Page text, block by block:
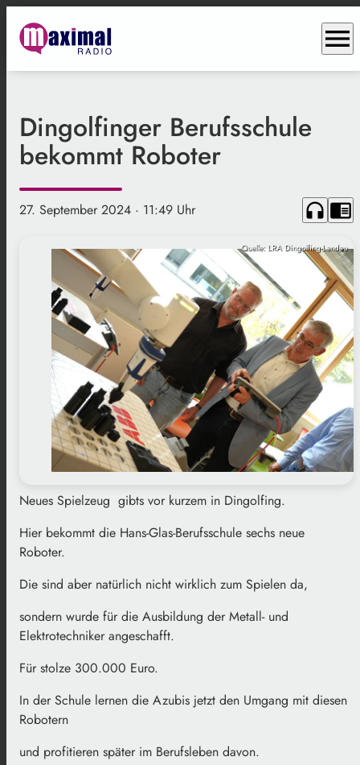
menu
Dingolfinger Berufsschule
bekommt Roboter
27. September 2024 · 11:49 Uhr headphones chrome_reader_mode
Quelle: LRA Dingolfing-Landau
Neues Spielzeug gibts vor kurzem in Dingolfing.
Hier bekommt die Hans-Glas-Berufsschule sechs neue
Roboter.
Die sind aber natürlich nicht wirklich zum Spielen da,
sondern wurde für die Ausbildung der Metall- und
Elektrotechniker angeschafft.
Für stolze 300.000 Euro.
In der Schule lernen die Azubis jetzt den Umgang mit diesen
Robotern
und profitieren später im Berufsleben davon.